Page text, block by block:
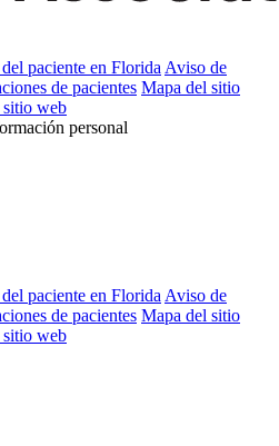
paciente en Florida Aviso de
de pacientes Mapa del sitio
sitio web
personal
paciente en FloridaAviso de
de pacientes Mapa del sitio
sitio web